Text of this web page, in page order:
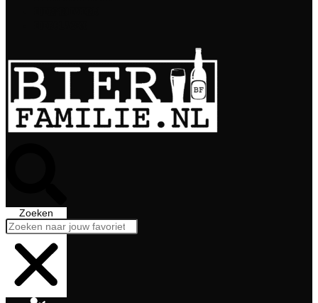
Zoeken